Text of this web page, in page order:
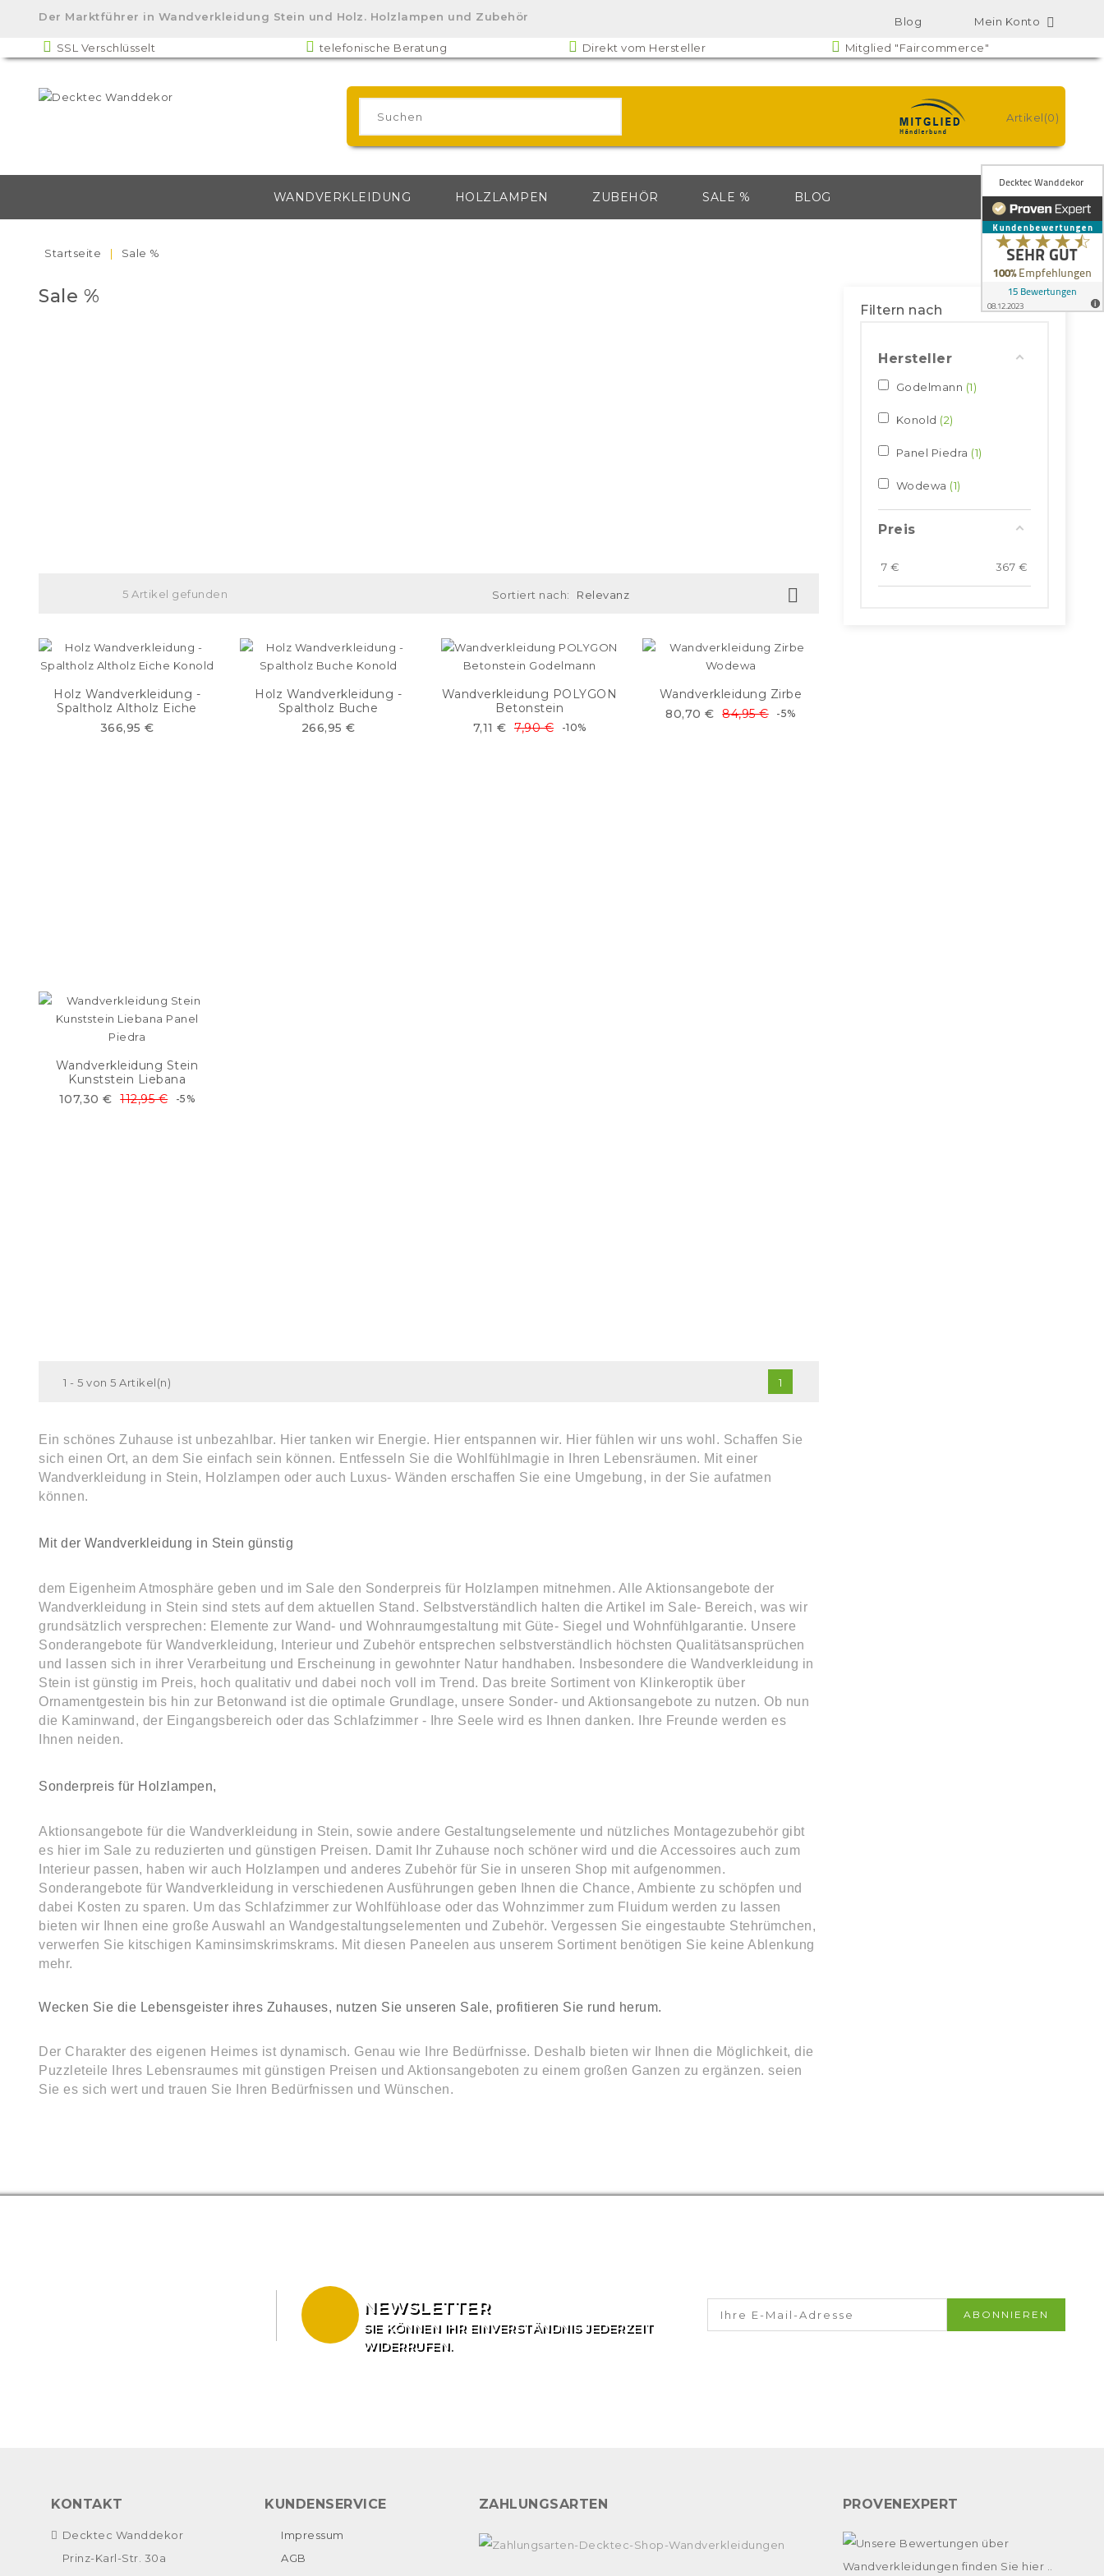
Der Marktführer in Wandverkleidung Stein und Holz. Holzlampen und Zubehör Mein Konto 
Blog
SSL Verschlüsselt
telefonische Beratung Direkt vom Hersteller Mitglied "Faircommerce"
Artikel(0)
WANDVERKLEIDUNG HOLZLAMPEN ZUBEHÖR SALE % BLOG
Startseite Sale %
Sale %
5 Artikel gefunden Sortiert nach: Relevanz 
Holz Wandverkleidung -
Spaltholz Altholz Eiche
366,95 €
Holz Wandverkleidung -
Spaltholz Buche
266,95 €
Wandverkleidung POLYGON
Betonstein
7,11 € 7,90 € -10%
Wandverkleidung Zirbe
80,70 € 84,95 € -5%
Wandverkleidung Stein
Kunststein Liebana
107,30 € 112,95 € -5%
1 - 5 von 5 Artikel(n) 1
Ein schönes Zuhause ist unbezahlbar. Hier tanken wir Energie. Hier entspannen wir. Hier fühlen wir uns wohl. Schaffen Sie
sich einen Ort, an dem Sie einfach sein können. Entfesseln Sie die Wohlfühlmagie in Ihren Lebensräumen. Mit einer
Wandverkleidung in Stein, Holzlampen oder auch Luxus- Wänden erschaffen Sie eine Umgebung, in der Sie aufatmen
können.
Mit der Wandverkleidung in Stein günstig
dem Eigenheim Atmosphäre geben und im Sale den Sonderpreis für Holzlampen mitnehmen. Alle Aktionsangebote der
Wandverkleidung in Stein sind stets auf dem aktuellen Stand. Selbstverständlich halten die Artikel im Sale- Bereich, was wir
grundsätzlich versprechen: Elemente zur Wand- und Wohnraumgestaltung mit Güte- Siegel und Wohnfühlgarantie. Unsere
Sonderangebote für Wandverkleidung, Interieur und Zubehör entsprechen selbstverständlich höchsten Qualitätsansprüchen
und lassen sich in ihrer Verarbeitung und Erscheinung in gewohnter Natur handhaben. Insbesondere die Wandverkleidung in
Stein ist günstig im Preis, hoch qualitativ und dabei noch voll im Trend. Das breite Sortiment von Klinkeroptik über
Ornamentgestein bis hin zur Betonwand ist die optimale Grundlage, unsere Sonder- und Aktionsangebote zu nutzen. Ob nun
die Kaminwand, der Eingangsbereich oder das Schlafzimmer - Ihre Seele wird es Ihnen danken. Ihre Freunde werden es
Ihnen neiden.
Sonderpreis für Holzlampen,
Aktionsangebote für die Wandverkleidung in Stein, sowie andere Gestaltungselemente und nützliches Montagezubehör gibt
es hier im Sale zu reduzierten und günstigen Preisen. Damit Ihr Zuhause noch schöner wird und die Accessoires auch zum
Interieur passen, haben wir auch Holzlampen und anderes Zubehör für Sie in unseren Shop mit aufgenommen.
Sonderangebote für Wandverkleidung in verschiedenen Ausführungen geben Ihnen die Chance, Ambiente zu schöpfen und
dabei Kosten zu sparen. Um das Schlafzimmer zur Wohlfühloase oder das Wohnzimmer zum Fluidum werden zu lassen
bieten wir Ihnen eine große Auswahl an Wandgestaltungselementen und Zubehör. Vergessen Sie eingestaubte Stehrümchen,
verwerfen Sie kitschigen Kaminsimskrimskrams. Mit diesen Paneelen aus unserem Sortiment benötigen Sie keine Ablenkung
mehr.
Wecken Sie die Lebensgeister ihres Zuhauses, nutzen Sie unseren Sale, profitieren Sie rund herum.
Der Charakter des eigenen Heimes ist dynamisch. Genau wie Ihre Bedürfnisse. Deshalb bieten wir Ihnen die Möglichkeit, die
Puzzleteile Ihres Lebensraumes mit günstigen Preisen und Aktionsangeboten zu einem großen Ganzen zu ergänzen. seien
Sie es sich wert und trauen Sie Ihren Bedürfnissen und Wünschen.
Filtern nach
Hersteller
Godelmann 1
Konold 2
Panel Piedra 1
Wodewa 1
Preis
7 € 367 €
NEWSLETTER
SIE KÖNNEN IHR EINVERSTÄNDNIS JEDERZEIT
WIDERRUFEN.
KONTAKT
Decktec Wanddekor
Prinz-Karl-Str. 30a
KUNDENSERVICE
Impressum
AGB
ZAHLUNGSARTEN PROVENEXPERT